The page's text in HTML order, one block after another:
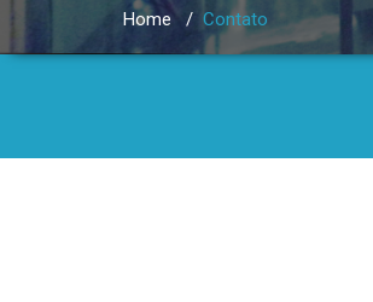
Home / Contato